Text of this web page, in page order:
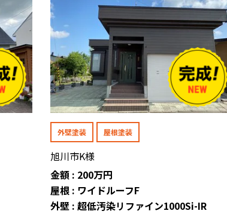
外壁塗装 屋根塗装
旭川市K様
金額 : 200万円
屋根 : ワイドルーフF
外壁 : 超低汚染リファイン1000Si-IR